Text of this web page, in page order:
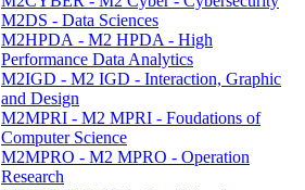
M2DS - Data Sciences
M2HPDA - M2 HPDA - High
Performance Data Analytics
M2IGD - M2 IGD - Interaction, Graphic
and Design
M2MPRI - M2 MPRI - Foudations of
Computer Science
M2MPRO - M2 MPRO - Operation
Research